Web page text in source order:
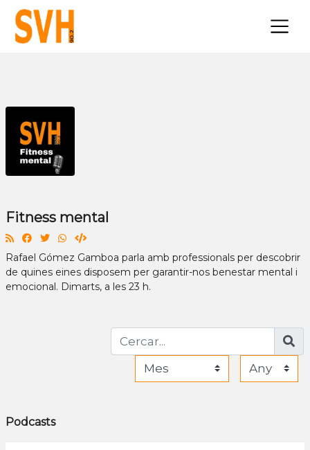
×
Fitness mental
Rafael Gómez Gamboa parla amb professionals per descobrir
de quines eines disposem per garantir-nos benestar mental i
emocional. Dimarts, a les 23 h.
Podcasts